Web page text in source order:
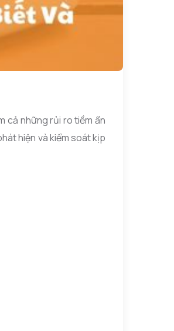
cả những rủi ro tiềm ẩn
hiện và kiểm soát kịp